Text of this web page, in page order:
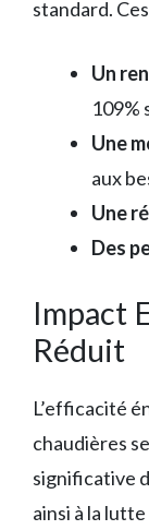
standard.
Un
109%
Une
aux
Une
Des
Impact
Réduit
L’efficacité
chaudières
significative
ainsi à la